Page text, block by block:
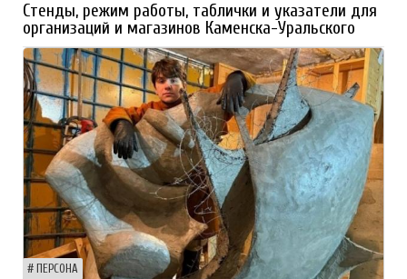
Стенды, режим работы, таблички и указатели для
организаций и магазинов Каменска-Уральского
ПЕРСОНА